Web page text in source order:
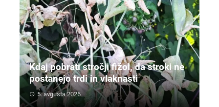
Kdaj pobrati stročji fižol, da stroki ne
postanejo trdi in vlaknasti
5. avgusta 2026